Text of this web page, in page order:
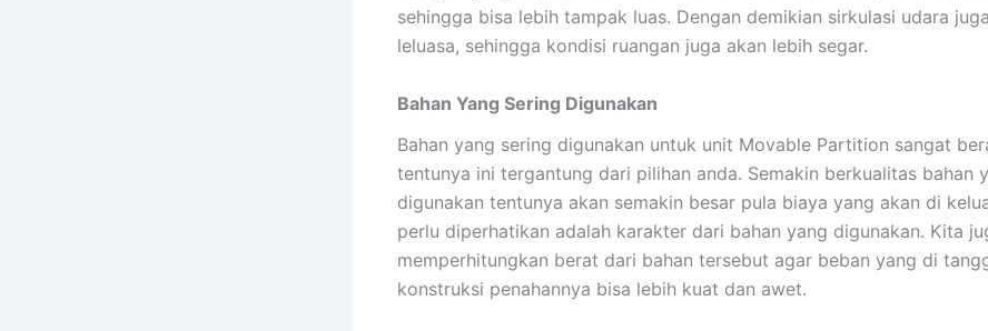
sehingga bisa lebih tampak luas. Dengan demikian sirkulasi udara
leluasa, sehingga kondisi ruangan juga akan lebih segar.
Bahan Yang Sering Digunakan
Bahan yang sering digunakan untuk unit Movable Partition sangat
tentunya ini tergantung dari pilihan anda. Semakin berkualitas bahan
digunakan tentunya akan semakin besar pula biaya yang akan di
perlu diperhatikan adalah karakter dari bahan yang digunakan. Kita
memperhitungkan berat dari bahan tersebut agar beban yang di
konstruksi penahannya bisa lebih kuat dan awet.